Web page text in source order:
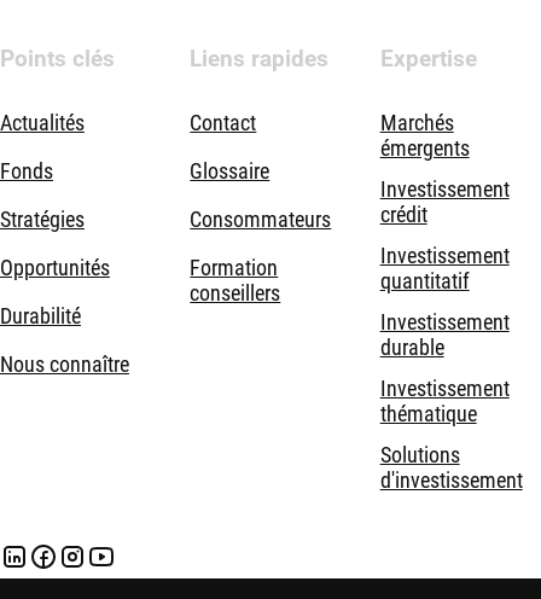
Points clés
Actualités
Fonds
Stratégies
Opportunités
Durabilité
Nous connaître
Liens rapides
Contact
Glossaire
Consommateurs
Formation
conseillers
Expertise
Marchés
émergents
Investissement
crédit
Investissement
quantitatif
Investissement
durable
Investissement
thématique
Solutions
d'investissement